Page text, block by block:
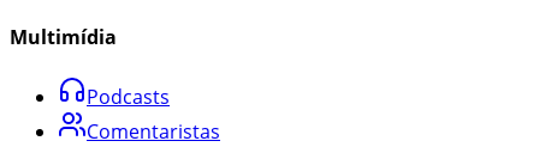
Multimídia
Podcasts
Comentaristas